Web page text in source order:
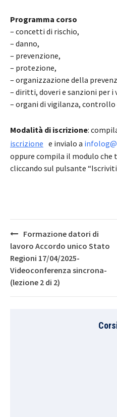
Programma corso
– concetti di rischio,
– danno,
– prevenzione,
– protezione,
– organizzazione della
– diritti, doveri e sanzioni per
– organi di vigilanza, controllo
Modalità di iscrizione:
iscrizione e invialo a
oppure compila il modulo che
cliccando sul pulsante
Post
navigation
Formazione datori di
lavoro Accordo unico Stato
Regioni 17/04/2025-
Videoconferenza sincrona-
(lezione 2 di 2)